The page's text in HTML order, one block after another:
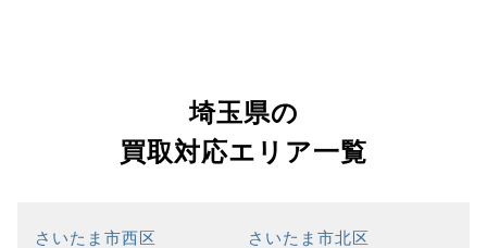
埼玉県の
買取対応エリア一覧
さいたま市西区 さいたま市北区